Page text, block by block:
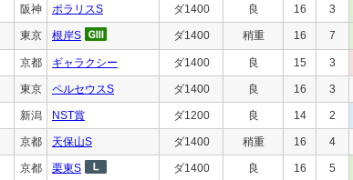
阪神 ポラリスS ダ1400 良 16 3
東京 根岸S ダ1400 稍重 16 7
京都 ギャラクシー ダ1400 良 15 3
東京 ペルセウスS ダ1400 良 16 3
新潟 NST賞 ダ1200 良 14 2
京都 天保山S ダ1400 稍重 16 4
京都 栗東S ダ1400 良 16 5